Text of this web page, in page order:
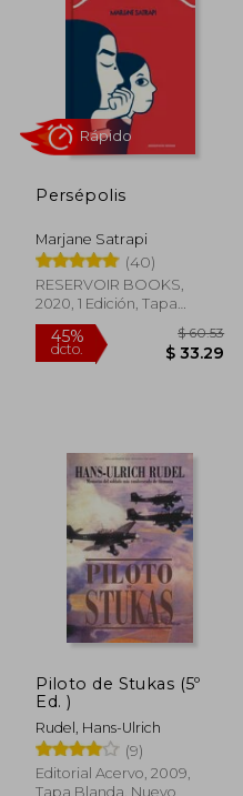
Persépolis
Marjane Satrapi
(40)
RESERVOIR BOOKS,
2020, 1 Edición, Tapa
Blanda, Nuevo
45%
dcto. $ 33.29
Rápido
Piloto de Stukas (5º
Ed. )
Rudel, Hans-Ulrich
(9)
Editorial Acervo, 2009,
Tapa Blanda, Nuevo